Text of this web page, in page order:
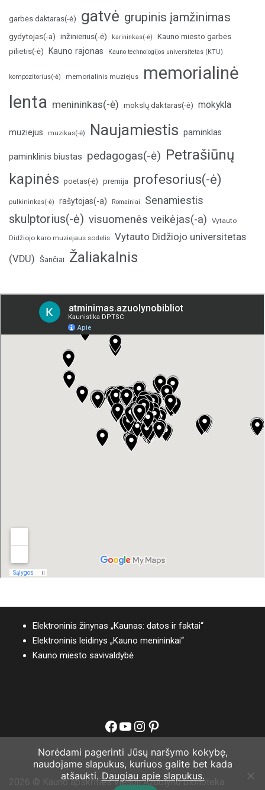
garbės daktaras(-ė) gatvė grupinis įamžinimas
gydytojas(-a) inžinierius(-ė) karininkas(-ė)
Kauno miesto garbės
pilietis(-ė)
Kauno rajonas Kauno technologijos universitetas (KTU)
kompozitorius(-ė) memorialinis muziejus
memorialinė
lenta menininkas(-ė) mokslų daktaras(-ė) mokykla
muziejus muzikas(-ė) Naujamiestis paminklas
paminklinis biustas pedagogas(-ė) Petrašiūnų
kapinės poetas(-ė) premija profesorius(-ė)
pulkininkas(-ė) rašytojas(-a) Romainiai Senamiestis
skulptorius(-ė) visuomenės veikėjas(-a) Vytauto
Didžiojo karo muziejaus sodelis Vytauto Didžiojo universitetas
(VDU) Šančiai Žaliakalnis
Elektroninis žinynas „Kaunas: datos ir faktai“
Elektroninis leidinys „Kauno menininkai“
Kauno miesto savivaldybė
Facebook
YouTube
Instagram
Pinterest
2026 © Kauno apskrities viešoji Ąžuolyno biblioteka
Norėdami pagerinti Jūsų naršymo kokybę,
naudojame slapukus, kuriuos galite bet kada
atšaukti. Daugiau apie slapukus.